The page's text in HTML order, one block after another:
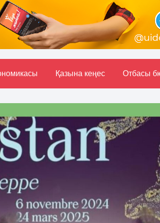
Қазына кеңес Отбасы